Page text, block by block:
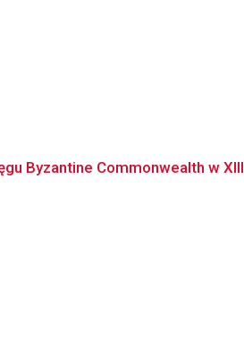
Byzantine Commonwealth w